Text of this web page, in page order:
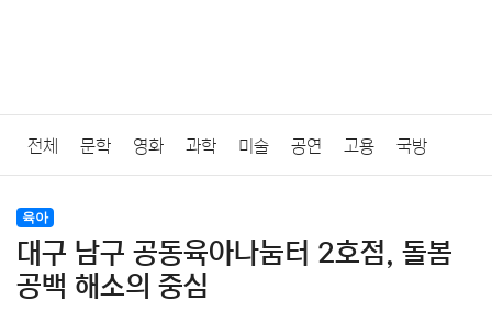
전체 문학 영화 과학 미술 공연 고용 국방
법률
질병 가요 방송 일상 주식 암호화폐 블록체인
육아
대구 남구 공동육아나눔터 2호점, 돌봄
공백 해소의 중심